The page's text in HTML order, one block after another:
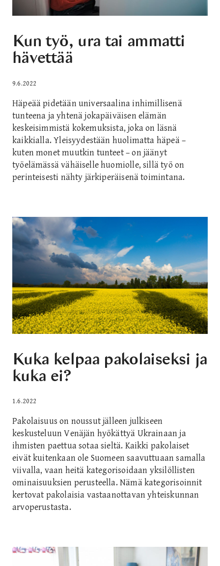
Kun työ, ura tai ammatti
hävettää
9.6.2022
Häpeää pidetään universaalina inhimillisenä
tunteena ja yhtenä jokapäiväisen elämän
keskeisimmistä kokemuksista, joka on läsnä
kaikkialla. Yleisyydestään huolimatta häpeä –
kuten monet muutkin tunteet – on jäänyt
työelämässä vähäiselle huomiolle, sillä työ on
perinteisesti nähty järkiperäisenä toimintana.
Kuka kelpaa pakolaiseksi ja
kuka ei?
1.6.2022
Pakolaisuus on noussut jälleen julkiseen
keskusteluun Venäjän hyökättyä Ukrainaan ja
ihmisten paettua sotaa sieltä. Kaikki pakolaiset
eivät kuitenkaan ole Suomeen saavuttuaan samalla
viivalla, vaan heitä kategorisoidaan yksilöllisten
ominaisuuksien perusteella. Nämä kategorisoinnit
kertovat pakolaisia vastaanottavan yhteiskunnan
arvoperustasta.